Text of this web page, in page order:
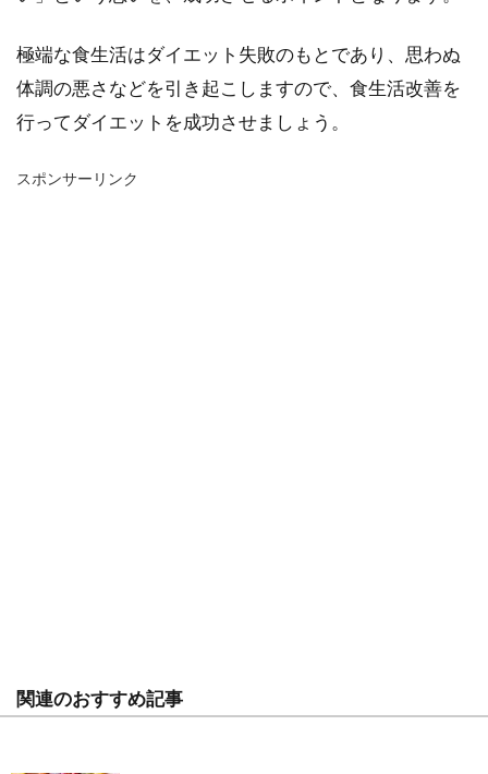
極端な食生活はダイエット失敗のもとであり、思わぬ
体調の悪さなどを引き起こしますので、食生活改善を
行ってダイエットを成功させましょう。
スポンサーリンク
関連のおすすめ記事